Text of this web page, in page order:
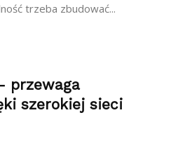
trzeba zbudować...
przewaga
szerokiej sieci